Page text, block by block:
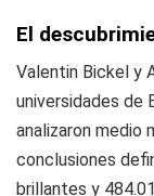
El
Valentin Bickel y
universidades de
analizaron medio
conclusiones
brillantes y